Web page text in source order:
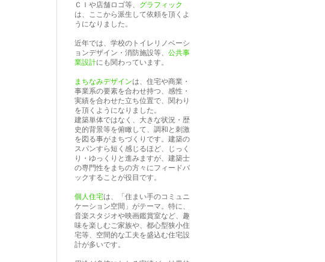
ＣＩや店舗ロゴ等、 グラフィック
は、ここから派生して依頼を頂くよ
うになりました。
近年では、学校のトイレリノベーシ
ョンデザイン・消防施設等、 公共事
業設計にも関わっています。
まちなみデザインは、住宅や商業・
事業系の要素を合わせ持つ、感性・
実績を合わせた立ち位置で、関わり
を頂くようになりました。
建築単体ではなく、大きな状況・歴
史的背景等を俯瞰して、調和と刺激
を図る事がまちづくりです。建築の
スパンすら短く感じるほど、じっく
り・ゆっくりと進みますが、建築士
の専門性をまちの方々にフィードバ
ックすることが役目です。
個人住宅は、「住まい手のコミュニ
ケーション空間」がテーマ。特に、
音楽スタジオや映画鑑賞室など、趣
味を楽しむご家族や、都心型狭小住
宅等、空間的な工夫を盛込む住宅設
計が多いです。